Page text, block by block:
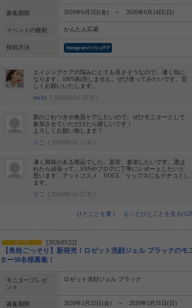
募集期間 2026年6月5日(金) ～ 2026年6月14日(日)
イベントの種類 かんたん応募
投稿方法
エイジングケアの悩みにとても良さそうなので、凄く気に
なります。100%転売しません。ぜひ使ってみたいです。宜
しくお願いいたします。
micky [ 2026/06/14 23:59 ]
肌のごわつきや角質ケアしたいので、ぜひモニターとして
参加させていただけたら嬉しいです！
よろしくお願い致します！
りこ
[ 2026/06/14 23:38 ]
凄く興味がある商品でした。是非、参加したいです。選ば
れたら頑張って、SNSやブログに丁寧にレポートしたいと
思います。アットコスメ、VOCE、リップスにもクチコミし
ます。
りこ
[ 2026/06/14 23:30 ]
ひとことを書く もっとひとことを見る
[2026/05/22]
【角栓ごっそり】新発売！ロゼット洗顔ジェル ブラックのモ
ター30名様募集！
モニタープレゼ
ント
ロゼット洗顔ジェル ブラック
募集期間 2026年5月22日(金) ～ 2026年5月31日(日)